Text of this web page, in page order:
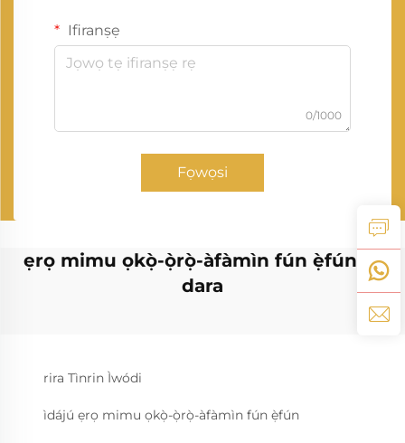
Ifiranṣẹ
0/1000
Fọwọsi
ẹrọ mimu ọkọ̀-ọ̀rọ̀-àfàmìn fún ẹ̀fún tó
dara
rira Tìnrin Ìwódi
ìdájú ẹrọ mimu ọkọ̀-ọ̀rọ̀-àfàmìn fún ẹ̀fún